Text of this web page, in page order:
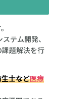
テム開発、
題解決を行
士など医療